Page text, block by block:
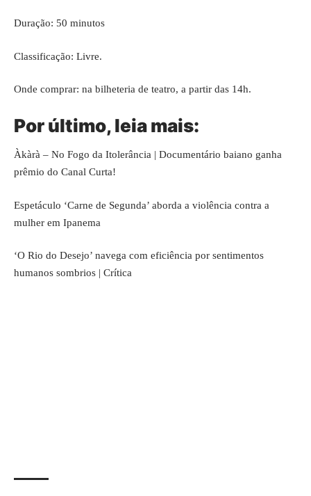
Duração: 50 minutos
Classificação: Livre.
Onde comprar: na bilheteria de teatro, a partir das 14h.
Por último, leia mais:
Àkàrà – No Fogo da Itolerância | Documentário baiano ganha
prêmio do Canal Curta!
Espetáculo ‘Carne de Segunda’ aborda a violência contra a
mulher em Ipanema
‘O Rio do Desejo’ navega com eficiência por sentimentos
humanos sombrios | Crítica